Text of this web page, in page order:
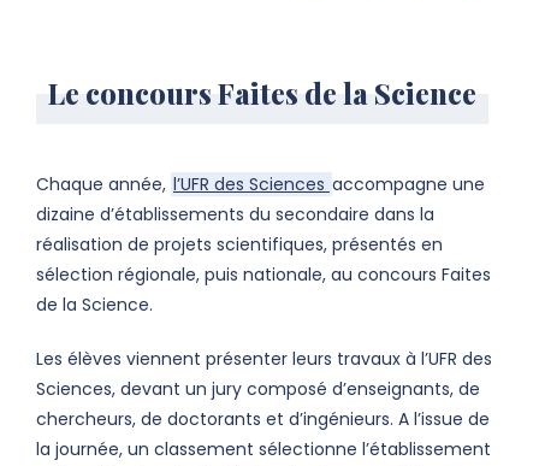
Le concours Faites de la Science
Chaque année, l’UFR des Sciences accompagne une
dizaine d’établissements du secondaire dans la
réalisation de projets scientifiques, présentés en
sélection régionale, puis nationale, au concours Faites
de la Science.
Les élèves viennent présenter leurs travaux à l’UFR des
Sciences, devant un jury composé d’enseignants, de
chercheurs, de doctorants et d’ingénieurs. A l’issue de
la journée, un classement sélectionne l’établissement